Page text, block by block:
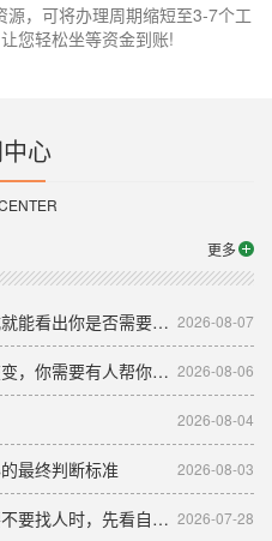
，可将办理周期缩短至3-7个工
您轻松坐等资金到账!
心
更多
2026-08-07
看出你是否需要帮助
2026-08-06
你需要有人帮你盯着
2026-08-04
2026-08-03
最终判断标准
2026-07-28
，先看自己符合这几点吗